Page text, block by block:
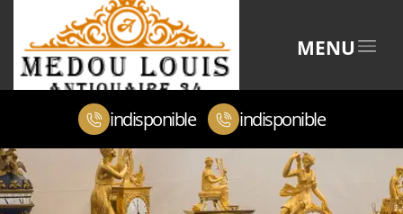
MENU
indisponible indisponible